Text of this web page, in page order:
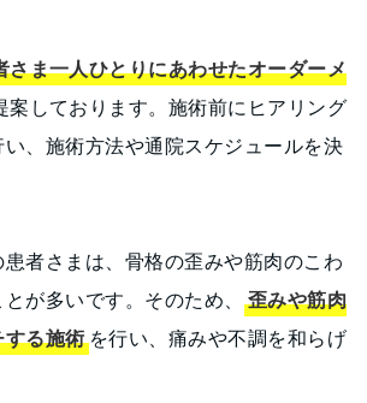
さま一人ひとりにあわせたオーダーメ
案しております。施術前にヒアリング
、施術方法や通院スケジュールを決
患者さまは、骨格の歪みや筋肉のこわ
が多いです。そのため、
歪みや筋肉
する施術を行い、痛みや不調を和らげ